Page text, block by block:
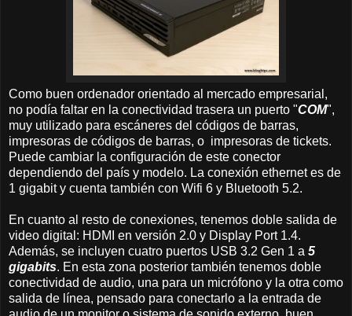
Como buen ordenador orientado al mercado empresarial,
no podía faltar en la conectividad trasera un puerto "COM",
muy utilizado para escáneres del códigos de barras,
impresoras de códigos de barras, o impresoras de tickets.
Puede cambiar la configuración de este conector
dependiendo del país y modelo. La conexión ethernet es de
1 gigabit y cuenta también con Wifi 6 y Bluetooth 5.2.
En cuanto al resto de conexiones, tenemos doble salida de
video digital: HDMI en versión 2.0 y Display Port 1.4.
Además, se incluyen cuatro puertos USB 3.2 Gen 1 a 5
gigabits. En esta zona posterior también tenemos doble
conectividad de audio, una para un micrófono y la otra como
salida de línea, pensado para conectarlo a la entrada de